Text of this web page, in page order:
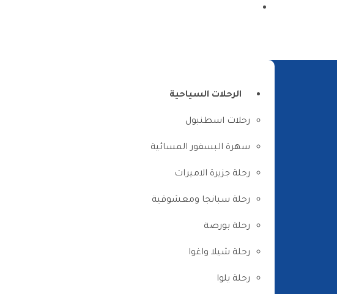
الرحلات السياحية
رحلات اسطنبول
سهرة البسفور المسائية
رحلة جزيرة الاميرات
رحلة سبانجا ومعشوقية
رحلة بورصة
رحلة شيلا واغوا
رحلة يلوا